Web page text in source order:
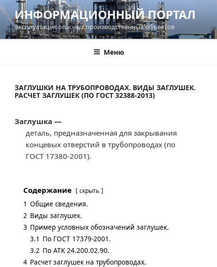
Перейти
содержимому
ИНФОРМАЦИОННЫЙ ПОРТАЛ
Эксплуатация опасных производственных объектов
Меню
ЗАГЛУШКИ НА ТРУБОПРОВОДАХ. ВИДЫ ЗАГЛУШЕК.
РАСЧЕТ ЗАГЛУШЕК (ПО ГОСТ 32388-2013)
Заглушка —
деталь, предназначенная для закрывания
концевых отверстий в трубопроводах (по
ГОСТ 17380-2001).
Содержание скрыть
1 Общие сведения.
2 Виды заглушек.
3 Пример условных обозначений заглушек.
3.1 По ГОСТ 17379-2001.
3.2 По АТК 24.200.02.90.
4 Расчет заглушек на трубопроводах.